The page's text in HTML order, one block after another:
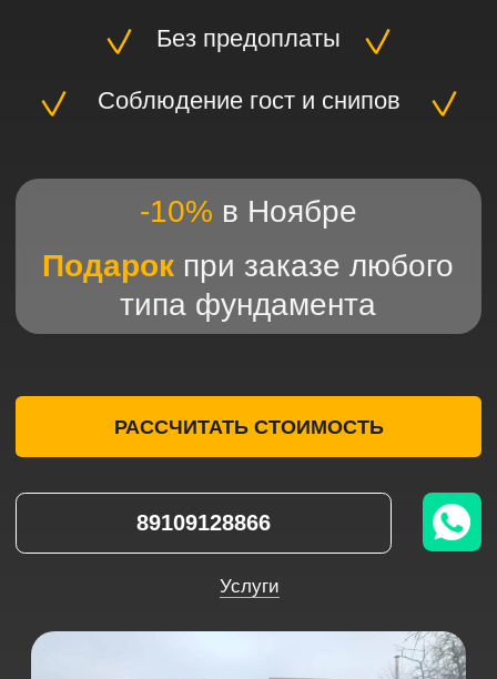
РАССЧИТАТЬ СТОИМОСТЬ
Подарок
при заказе любого
типа фундамента